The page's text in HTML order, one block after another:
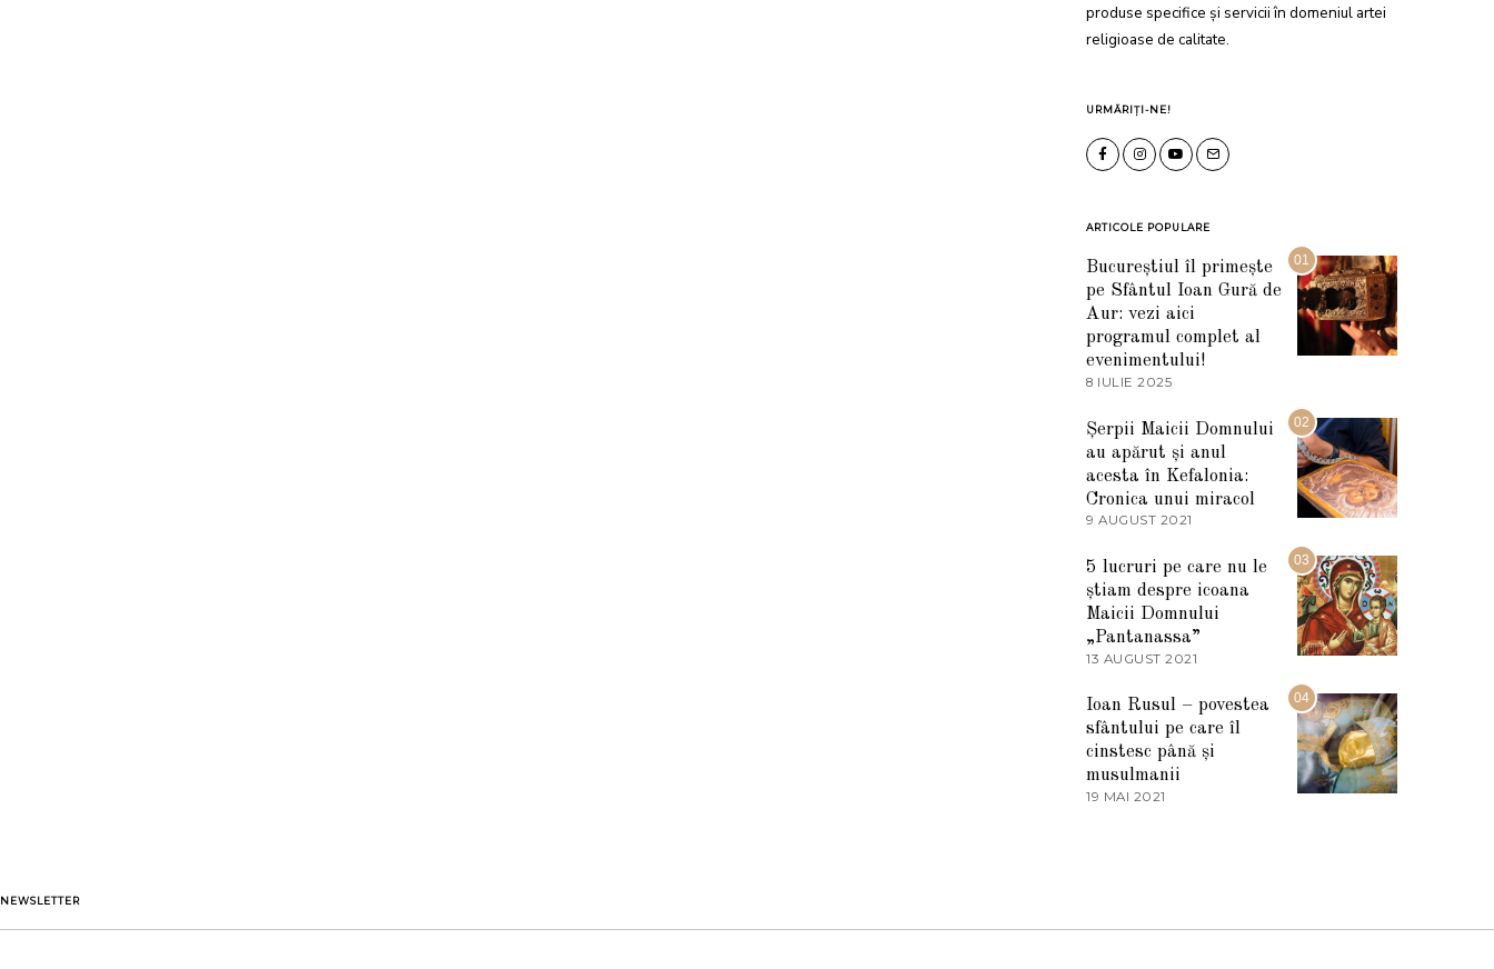
produse specifice și servicii în domeniul artei
religioase de calitate.
URMĂRIȚI-NE!
ARTICOLE POPULARE
01
Bucureștiul îl primește
pe Sfântul Ioan Gură de
Aur: vezi aici
programul complet al
evenimentului!
8 IULIE 2025
U
L
I
2
0
5
02
Șerpii Maicii Domnului
au apărut și anul
acesta în Kefalonia:
Cronica unui miracol
9 AUGUST 2021
A
R
T
I
2
2
2
03
5 lucruri pe care nu le
știam despre icoana
Maicii Domnului
„Pantanassa”
13 AUGUST 2021
U
G
U
S
04
Ioan Rusul – povestea
sfântului pe care îl
cinstesc până și
musulmanii
19 MAI 2021
NEWSLETTER